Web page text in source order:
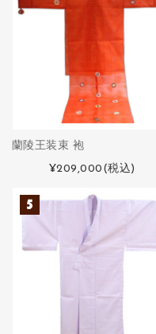
蘭陵王装束 袍
¥209,000 (税込)